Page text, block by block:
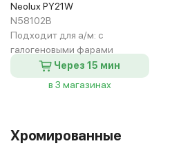
Neolux PY21W
N58102B
Подходит для а/м: с
галогеновыми фарами
Через 15 мин
в 3 магазинах
Хромированные